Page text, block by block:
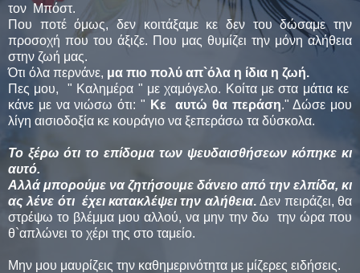
τον Μπόστ.
Που ποτέ όμως, δεν κοιτάξαμε κε δεν του δώσαμε την
προσοχή που του άξιζε. Που μας θυμίζει την μόνη αλήθεια
στην ζωή μας.
Ότι όλα περνάνε, μα πιο πολύ απ`όλα η ίδια η ζωή.
Πες μου, " Καλημέρα " με χαμόγελο. Κοίτα με στα μάτια κε
κάνε με να νιώσω ότι: " Κε αυτώ θα περάση." Δώσε μου
λίγη αισιοδοξία κε κουράγιο να ξεπεράσω τα δύσκολα.
Το ξέρω ότι το επίδομα των ψευδαισθήσεων κόπηκε κι
αυτό.
Αλλά μπορούμε να ζητήσουμε δάνειο από την ελπίδα, κι
ας λένε ότι έχει κατακλέψει την αλήθεια.Δεν πειράζει, θα
στρέψω το βλέμμα μου αλλού, να μην την δω την ώρα που
θ`απλώνει το χέρι της στο ταμείο.
Μην μου μαυρίζεις την καθημερινότητα με μίζερες ειδήσεις.